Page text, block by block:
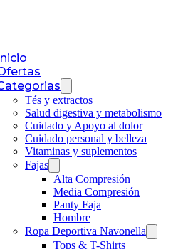
Tés y extractos
Salud digestiva y metabolismo
Cuidado y Apoyo al dolor
Cuidado personal y belleza
Vitaminas y suplementos
Fajas
Alta Compresión
Media Compresión
Panty Faja
Hombre
Ropa Deportiva Navonella
Tops & T-Shirts